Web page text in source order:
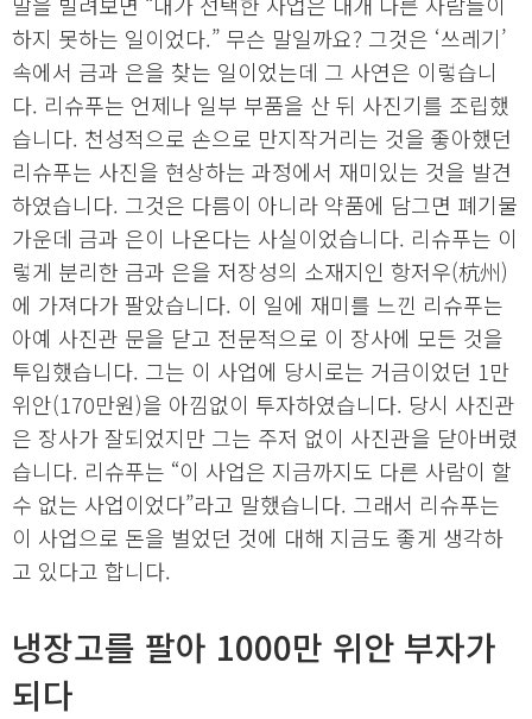
하지 못하는 일이었다.” 무슨 말일까요? 그것은 ‘쓰레기’
속에서 금과 은을 찾는 일이었는데 그 사연은 이렇습니
다. 리슈푸는 언제나 일부 부품을 산 뒤 사진기를 조립했
습니다. 천성적으로 손으로 만지작거리는 것을 좋아했던
리슈푸는 사진을 현상하는 과정에서 재미있는 것을 발견
하였습니다. 그것은 다름이 아니라 약품에 담그면 폐기물
가운데 금과 은이 나온다는 사실이었습니다. 리슈푸는 이
렇게 분리한 금과 은을 저장성의 소재지인 항저우(杭州)
에 가져다가 팔았습니다. 이 일에 재미를 느낀 리슈푸는
아예 사진관 문을 닫고 전문적으로 이 장사에 모든 것을
투입했습니다. 그는 이 사업에 당시로는 거금이었던 1만
위안(170만원)을 아낌없이 투자하였습니다. 당시 사진관
은 장사가 잘되었지만 그는 주저 없이 사진관을 닫아버렸
습니다. 리슈푸는 “이 사업은 지금까지도 다른 사람이 할
수 없는 사업이었다”라고 말했습니다. 그래서 리슈푸는
이 사업으로 돈을 벌었던 것에 대해 지금도 좋게 생각하
고 있다고 합니다.
냉장고를 팔아 1000만 위안 부자가
되다